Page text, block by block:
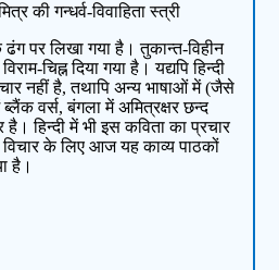
की गन्धर्व-विवाहिता स्त्री
पर लिखा गया है। तुकान्त-विहीन
चिह्न दिया गया है। यद्यपि हिन्दी
नहीं है, तथापि अन्य भाषाओं में (जैसे
वर्स, बंगला में अमित्रक्षर छन्द
हिन्दी में भी इस कविता का प्रचार
के लिए आज यह काव्य पाठकों
है।